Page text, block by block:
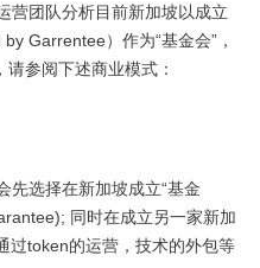
营团队分析目前新加坡以成立
Garrentee）作为“基金会”，
参阅下述商业模式：
先选择在新加坡成立“基金
同时在成立另一家新加
过token的运营，技术的外包等